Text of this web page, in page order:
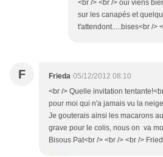
<br /> <br /> oui viens
sur les canapés et
t'attendont.....bises<br />
F Frieda 05/12/2012 08:10
<br /> Quelle invitation
pour moi qui n'a jamais vu la
Je gouterais ainsi les macarons
grave pour le colis, nous on va
Bisous Pat<br /> <br /> <br />